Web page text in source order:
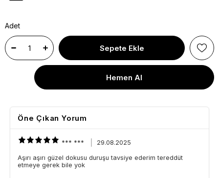
Adet
Öne Çıkan Yorum
*** *** 29.08.2025
Aşırı aşırı güzel dokusu duruşu tavsiye ederim tereddüt
etmeye gerek bile yok